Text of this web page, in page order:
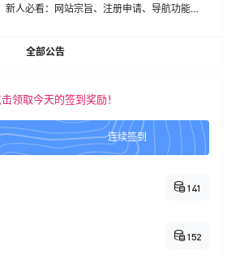
站宗旨、注册申请、导航功能、下载权限、快速查询等常用指南说明！
全部公告
击领取今天的签到奖励！
连续签到
141
152